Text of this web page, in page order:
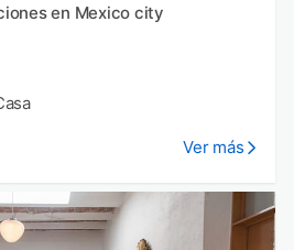
en Mexico city
Ver más